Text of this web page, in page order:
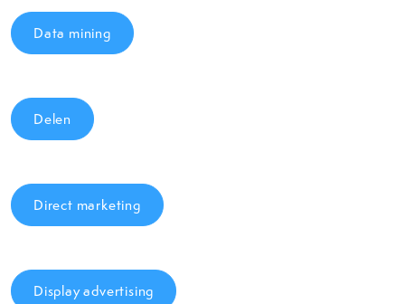
Data mining
Delen
Direct marketing
Display advertising